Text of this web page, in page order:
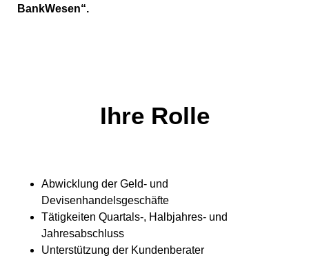
BankWesen“.
Ihre Rolle
Abwicklung der Geld- und
Devisenhandelsgeschäfte
Tätigkeiten Quartals-, Halbjahres- und
Jahresabschluss
Unterstützung der Kundenberater